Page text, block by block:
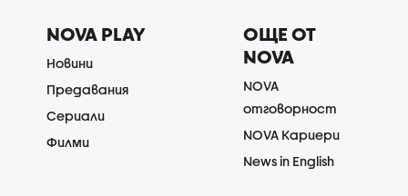
NOVA PLAY
Новини
Предавания
Сериали
Филми
ОЩЕ ОТ
NOVA
NOVA
отговорност
NOVA Кариери
News in English